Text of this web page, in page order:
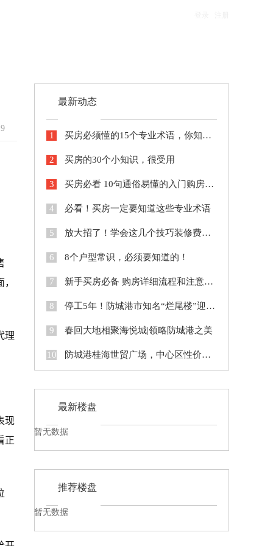
理
现
正
最新动态
1 买房必须懂的15个专业术语，你知道几个？
2 买房的30个小知识，很受用
3 买房必看 10句通俗易懂的入门购房知识
4 必看！买房一定要知道这些专业术语
5 放大招了！学会这几个技巧装修费都省出来了
6 8个户型常识，必须要知道的！
7 新手买房必备 购房详细流程和注意事项
8 停工5年！防城港市知名“烂尾楼”迎来新生！
9 春回大地相聚海悦城|领略防城港之美
10 防城港桂海世贸广场，中心区性价比之王，107平四房，刚需首选
最新楼盘
暂无数据
推荐楼盘
暂无数据